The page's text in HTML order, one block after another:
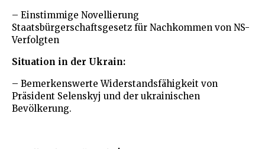
– Einstimmige Novellierung
Staatsbürgerschaftsgesetz für Nachkommen von NS-
Verfolgten
Situation in der Ukrain:
– Bemerkenswerte Widerstandsfähigkeit von
Präsident Selenskyj und der ukrainischen
Bevölkerung.